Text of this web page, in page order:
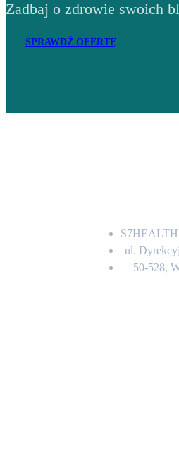
Zadbaj o zdrowie swoich
SPRAWDŹ OFERTĘ
S7HEALTH
ul.
50-528,